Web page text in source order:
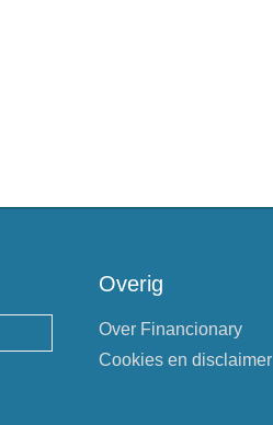
Overig
Over Financionary
Cookies en disclaimer